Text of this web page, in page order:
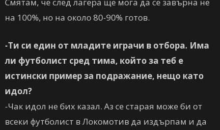
на 100%, но на около 80-90% готов.
-Ти си един от младите играчи в отбора. Има
ли футболист сред тима, който за теб е
истински пример за подражание, нещо като
идол?
-Чак идол не бих казал. Аз се старая може би от
всеки футболист в Локомотив да издърпам и да